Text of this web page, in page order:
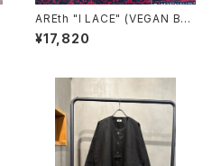
AREth "I LACE" (VEGAN BR
OWN SUEDE)
¥17,820